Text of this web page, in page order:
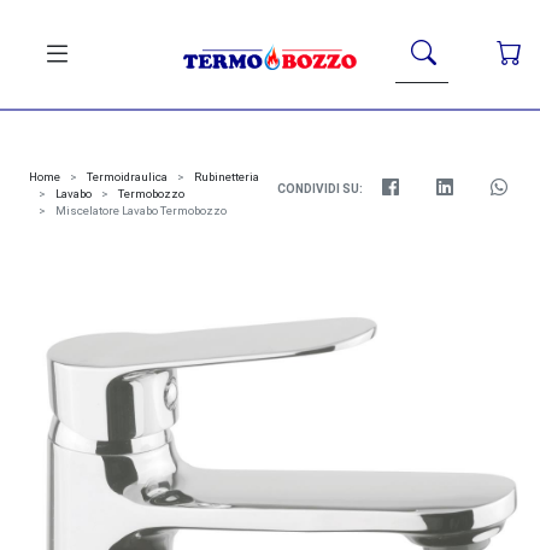
Home Termoidraulica
Rubinetteria
Lavabo
Termobozzo
Miscelatore Lavabo Termobozzo
CONDIVIDI SU: